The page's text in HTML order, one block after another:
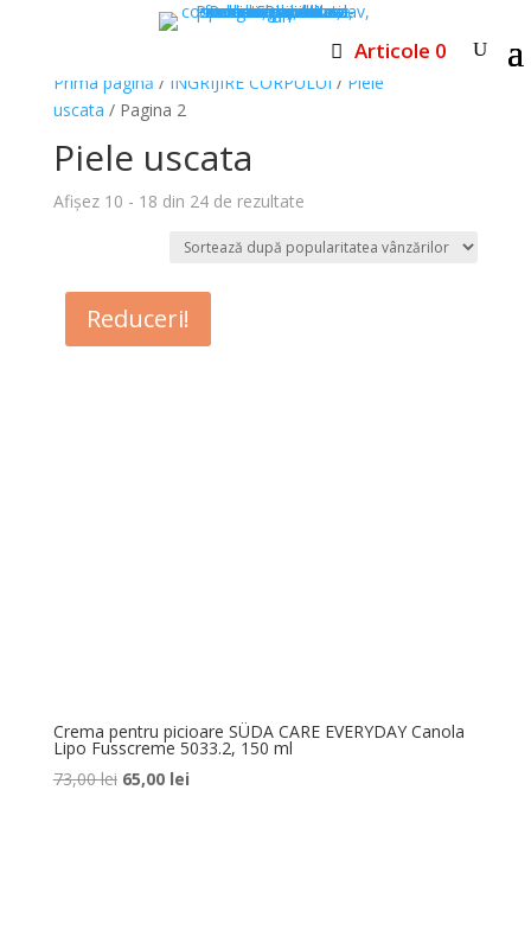
Articole 0
Prima pagină / INGRIJIRE CORPULUI / Piele
uscata / Pagina 2
Piele uscata
Afișez 10 - 18 din 24 de rezultateSortat
popularitate
Reduceri!
Crema pentru picioare SÜDA CARE EVERYDAY Canola
Lipo Fusscreme 5033.2, 150 ml
73,00lei Prețul
65,00 leiPrețul